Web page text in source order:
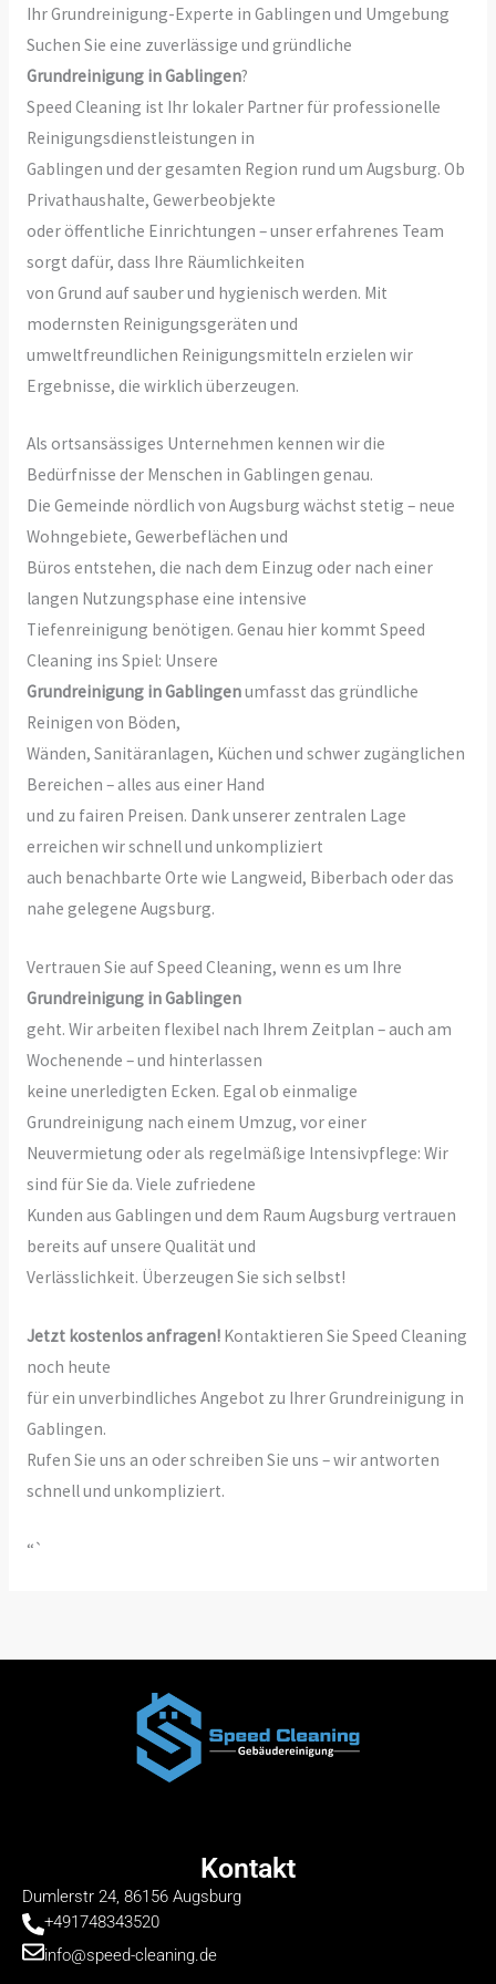
Ihr Grundreinigung-Experte in Gablingen und Umgebung
Suchen Sie eine zuverlässige und gründliche
Grundreinigung in Gablingen?
Speed Cleaning ist Ihr lokaler Partner für professionelle
Reinigungsdienstleistungen in
Gablingen und der gesamten Region rund um Augsburg. Ob
Privathaushalte, Gewerbeobjekte
oder öffentliche Einrichtungen – unser erfahrenes Team
sorgt dafür, dass Ihre Räumlichkeiten
von Grund auf sauber und hygienisch werden. Mit
modernsten Reinigungsgeräten und
umweltfreundlichen Reinigungsmitteln erzielen wir
Ergebnisse, die wirklich überzeugen.
Als ortsansässiges Unternehmen kennen wir die
Bedürfnisse der Menschen in Gablingen genau.
Die Gemeinde nördlich von Augsburg wächst stetig – neue
Wohngebiete, Gewerbeflächen und
Büros entstehen, die nach dem Einzug oder nach einer
langen Nutzungsphase eine intensive
Tiefenreinigung benötigen. Genau hier kommt Speed
Cleaning ins Spiel: Unsere
Grundreinigung in Gablingenumfasst das gründliche
Reinigen von Böden,
Wänden, Sanitäranlagen, Küchen und schwer zugänglichen
Bereichen – alles aus einer Hand
und zu fairen Preisen. Dank unserer zentralen Lage
erreichen wir schnell und unkompliziert
auch benachbarte Orte wie Langweid, Biberbach oder das
nahe gelegene Augsburg.
Vertrauen Sie auf Speed Cleaning, wenn es um Ihre
Grundreinigung in Gablingen
geht. Wir arbeiten flexibel nach Ihrem Zeitplan – auch am
Wochenende – und hinterlassen
keine unerledigten Ecken. Egal ob einmalige
Grundreinigung nach einem Umzug, vor einer
Neuvermietung oder als regelmäßige Intensivpflege: Wir
sind für Sie da. Viele zufriedene
Kunden aus Gablingen und dem Raum Augsburg vertrauen
bereits auf unsere Qualität und
Verlässlichkeit. Überzeugen Sie sich selbst!
Jetzt kostenlos anfragen!Kontaktieren Sie Speed Cleaning
noch heute
für ein unverbindliches Angebot zu Ihrer Grundreinigung in
Gablingen.
Rufen Sie uns an oder schreiben Sie uns – wir antworten
schnell und unkompliziert.
“`
Kontakt
Dumlerstr 24, 86156 Augsburg
+491748343520
info@speed-cleaning.de